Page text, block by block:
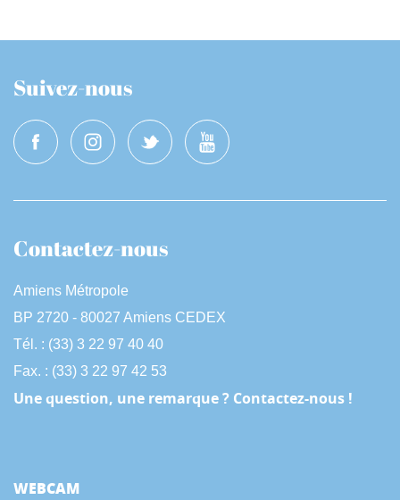
Suivez-nous
Contactez-nous
Amiens Métropole
BP 2720 - 80027 Amiens CEDEX
Tél. : (33) 3 22 97 40 40
Fax. : (33) 3 22 97 42 53
Une question, une remarque ? Contactez-nous !
WEBCAM